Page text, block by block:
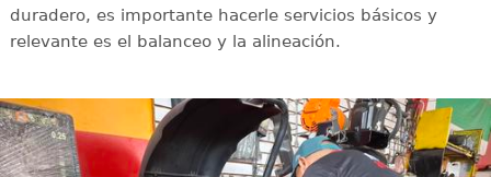
duradero, es importante hacerle servicios básicos y
relevante es el balanceo y la alineación.